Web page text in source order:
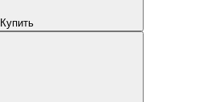
Купить